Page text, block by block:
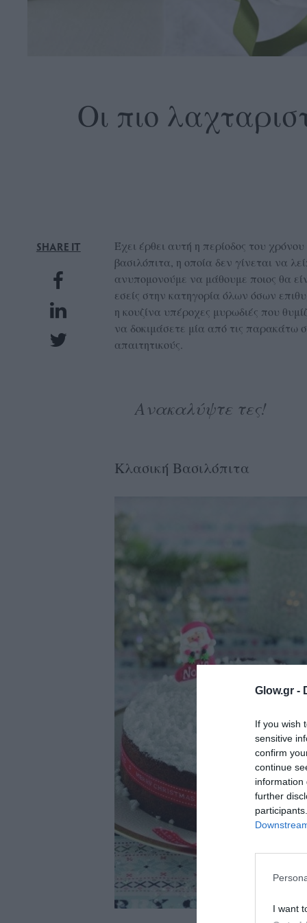
Glow.gr -
If you wish
sensitive
confirm
continue
information
further
I want
Οι πιο
SHARE IT
Έχει έρθει αυτή η περίοδος του
βασιλόπιτα, η οποία δεν γίνεται να
ανυπομονούμε να μάθουμε ποιος θα
εσείς στην κατηγορία όλων όσων
η κουζίνα υπέροχες μυρωδιές που
να δοκιμάσετε μία από τις παρακάτω
απαιτητικούς.
Ανακαλύψτε τες!
Κλασική Βασιλόπιτα